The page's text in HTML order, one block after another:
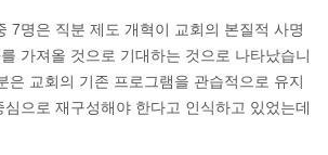
7명은 직분 제도 개혁이 교회의 본질적 사명
가져올 것으로 기대하는 것으로 나타났습니
은 교회의 기존 프로그램을 관습적으로 유지
으로 재구성해야 한다고 인식하고 있었는데